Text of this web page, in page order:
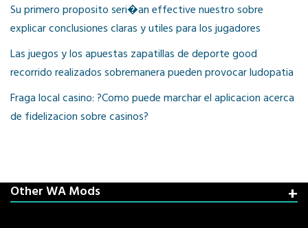
Su primero proposito seri�an effective nuestro sobre
explicar conclusiones claras y utiles para los jugadores
Las juegos y los apuestas zapatillas de deporte good
recorrido realizados sobremanera pueden provocar ludopatia
Fraga local casino: ?Como puede marchar el aplicacion acerca
de fidelizacion sobre casinos?
Other WA Mods